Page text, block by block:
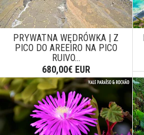
PRYWATNA WĘDRÓWKA | Z
PICO DO AREEIRO NA PICO
RUIVO...
680,00€ EUR